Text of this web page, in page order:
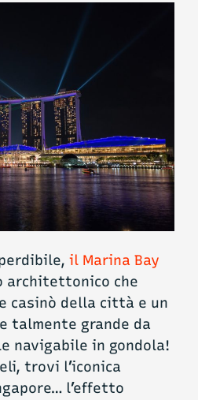
il Marina Bay
architettonico che
casinò della città e un
talmente grande da
navigabile in gondola!
trovi l’iconica
l’effetto